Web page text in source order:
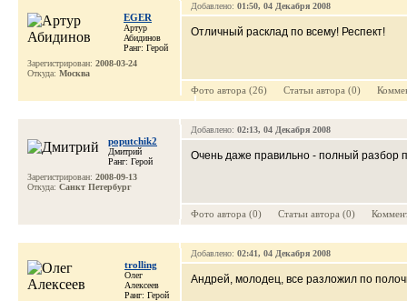
EGER
Артур
Абидинов
Ранг: Герой
Зарегистрирован: 2008-03-24
Откуда: Москва
Добавлено: 01:50, 04 Декабря 2008
Отличный расклад по всему! Респект!
Фото автора (26) Cтатьи автора (0)
poputchik2
Дмитрий
Ранг: Герой
Зарегистрирован: 2008-09-13
Откуда: Санкт Петербург
Добавлено: 02:13, 04 Декабря 2008
Очень даже правильно - полный разбор
Фото автора (0) Cтатьи автора (0)
trolling
Олег
Алексеев
Ранг: Герой
Добавлено: 02:41, 04 Декабря 2008
Андрей, молодец, все разложил по